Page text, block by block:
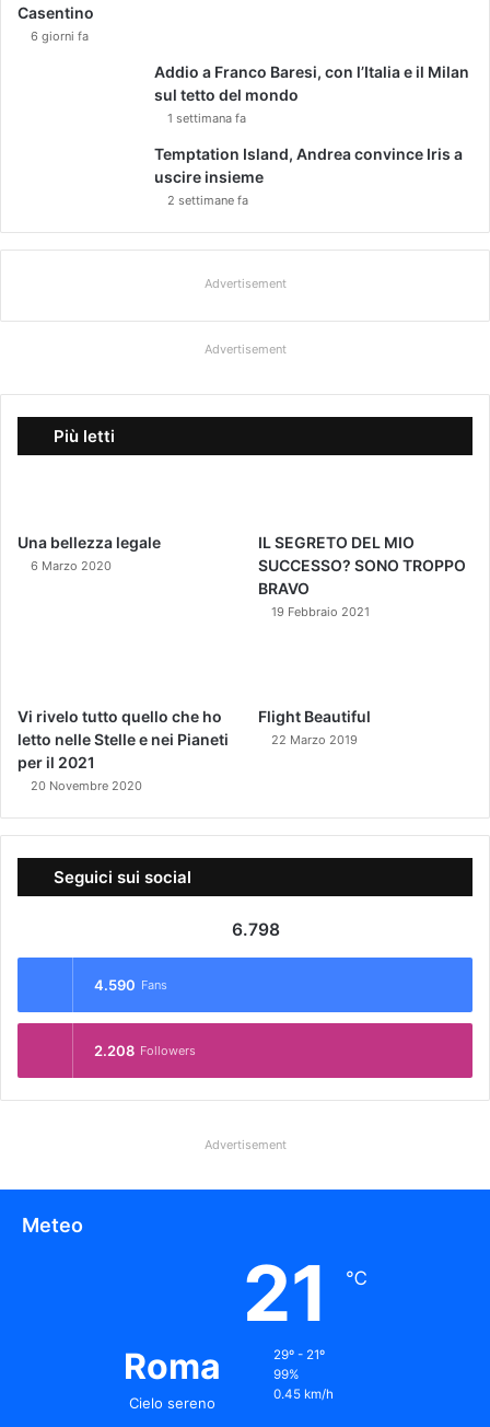
Casentino
6 giorni fa
Addio a Franco Baresi, con l’Italia e il Milan
sul tetto del mondo
1 settimana fa
Temptation Island, Andrea convince Iris a
uscire insieme
2 settimane fa
Advertisement
Advertisement
Più letti
Una bellezza legale
6 Marzo 2020
IL SEGRETO DEL MIO
SUCCESSO? SONO TROPPO
BRAVO
19 Febbraio 2021
Vi rivelo tutto quello che ho
letto nelle Stelle e nei Pianeti
per il 2021
20 Novembre 2020
Flight Beautiful
22 Marzo 2019
Seguici sui social
6.798
4.590 Fans
2.208 Followers
Advertisement
Meteo
Roma
Cielo sereno
21 ℃
29º - 21º
99%
0.45 km/h